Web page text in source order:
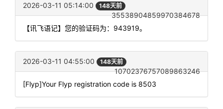
2026-03-11 05:14:00 148天前
35538904859970384678
【讯飞语记】您的验证码为：943919。
2026-03-11 04:55:00 148天前
10702376757089863246
[Flyp]Your Flyp registration code is 8503